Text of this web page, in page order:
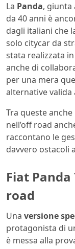
La Panda, giunta
da 40 anni è
dagli italiani che
solo citycar da
stata realizzata
anche di
per una mera
alternative
Tra queste anche
nell’off road
raccontano le
davvero ostacoli
Fiat
road
Una versione
protagonista di
è messa alla